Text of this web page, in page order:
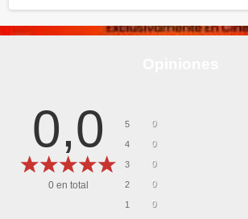
0,0
0 en total
5 0
4 0
3 0
2 0
1 0